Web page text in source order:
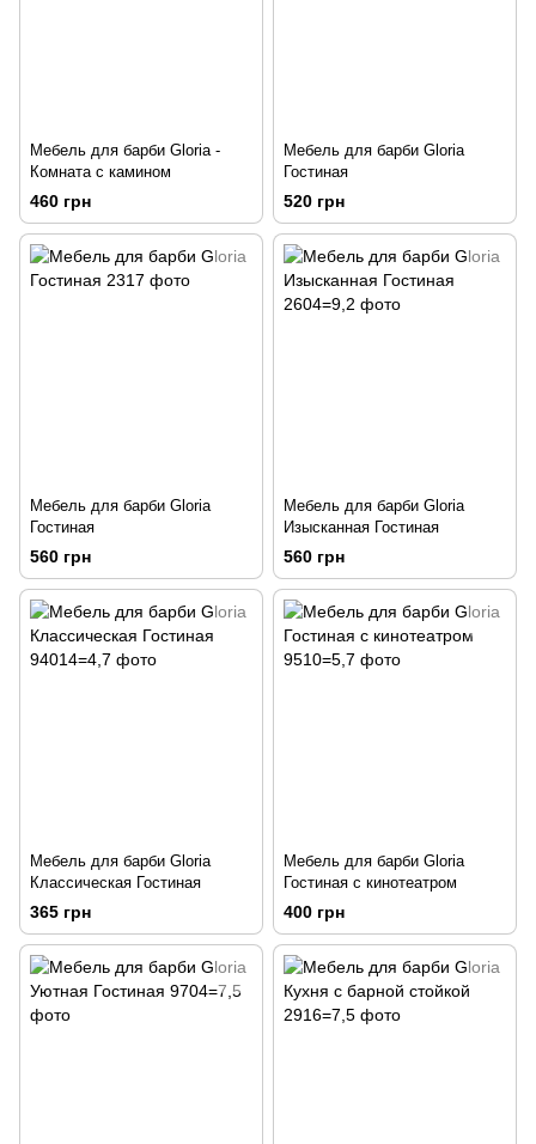
Мебель для барби Gloria -
Комната с камином
460 грн
Мебель для барби Gloria
Гостиная
520 грн
Мебель для барби Gloria
Гостиная
560 грн
Мебель для барби Gloria
Изысканная Гостиная
560 грн
Мебель для барби Gloria
Классическая Гостиная
365 грн
Мебель для барби Gloria
Гостиная с кинотеатром
400 грн